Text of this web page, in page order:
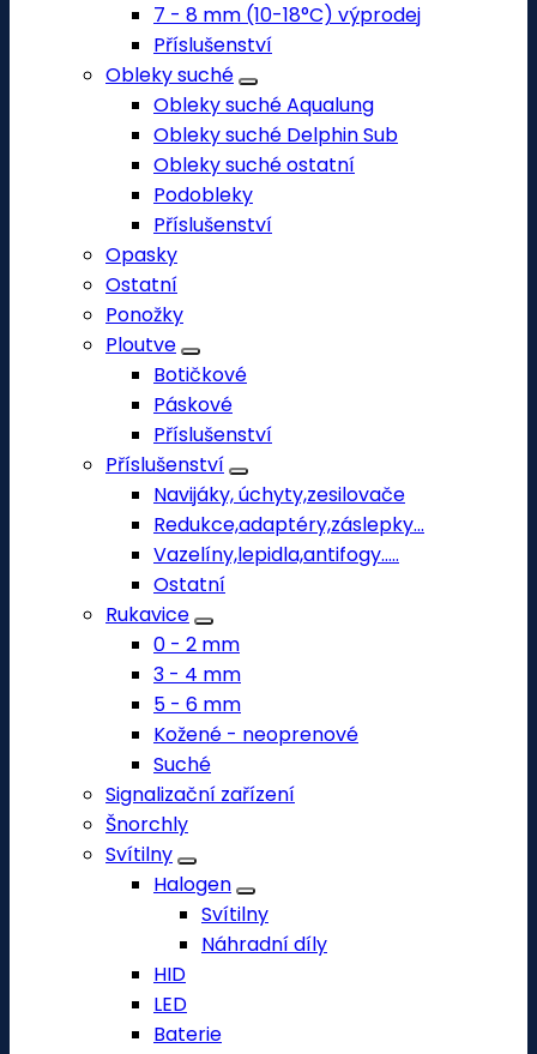
7 - 8 mm (10-18°C) výprodej
Příslušenství
Obleky suché
Obleky suché Aqualung
Obleky suché Delphin Sub
Obleky suché ostatní
Podobleky
Příslušenství
Opasky
Ostatní
Ponožky
Ploutve
Botičkové
Páskové
Příslušenství
Příslušenství
Navijáky, úchyty,zesilovače
Redukce,adaptéry,záslepky...
Vazelíny,lepidla,antifogy.....
Ostatní
Rukavice
0 - 2 mm
3 - 4 mm
5 - 6 mm
Kožené - neoprenové
Suché
Signalizační zařízení
Šnorchly
Svítilny
Halogen
Svítilny
Náhradní díly
HID
LED
Baterie